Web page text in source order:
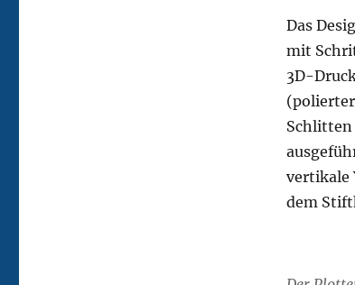
Das
mit
3D-
Schlitten
vertikale
dem